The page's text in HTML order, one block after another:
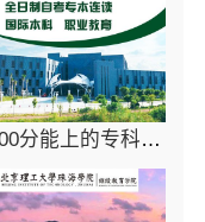
广东200分能上的专科院校-北京理工大学珠海学院继续教育学院